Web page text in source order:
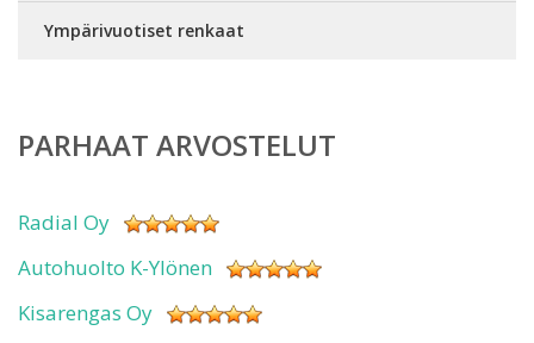
Ympärivuotiset renkaat
PARHAAT ARVOSTELUT
Radial Oy
Autohuolto K-Ylönen
Kisarengas Oy